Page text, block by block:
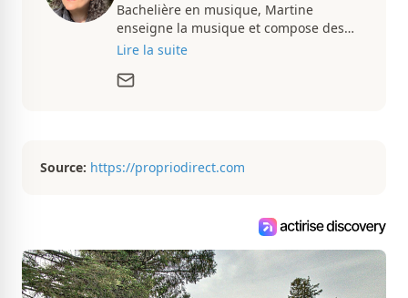
Bachelière en musique, Martine
enseigne la musique et compose des
pièces musicales pendant ses temps
d’aménagement intérieur, elle suit de
Lire la suite
Source: https://propriodirect.com